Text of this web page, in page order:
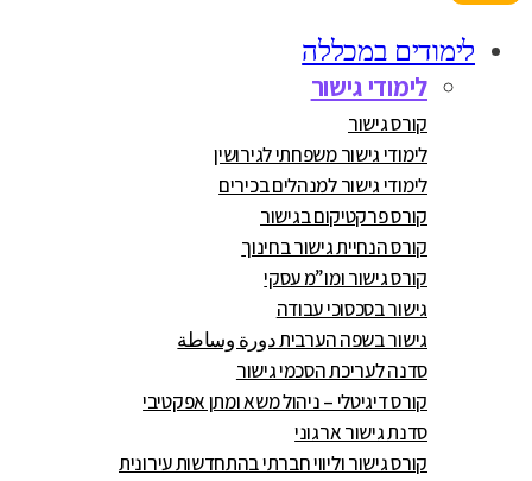
לימודים במכללה
לימודי גישור
קורס גישור
לימודי גישור משפחתי לגירושין
לימודי גישור למנהלים בכירים
קורס פרקטיקום בגישור
קורס הנחיית גישור בחינוך
קורס גישור ומו”מ עסקי
גישור בסכסוכי עבודה
גישור בשפה הערבית دورة وساطة
סדנה לעריכת הסכמי גישור
קורס דיגיטלי – ניהול משא ומתן אפקטיבי
סדנת גישור ארגוני
קורס גישור וליווי חברתי בהתחדשות עירונית